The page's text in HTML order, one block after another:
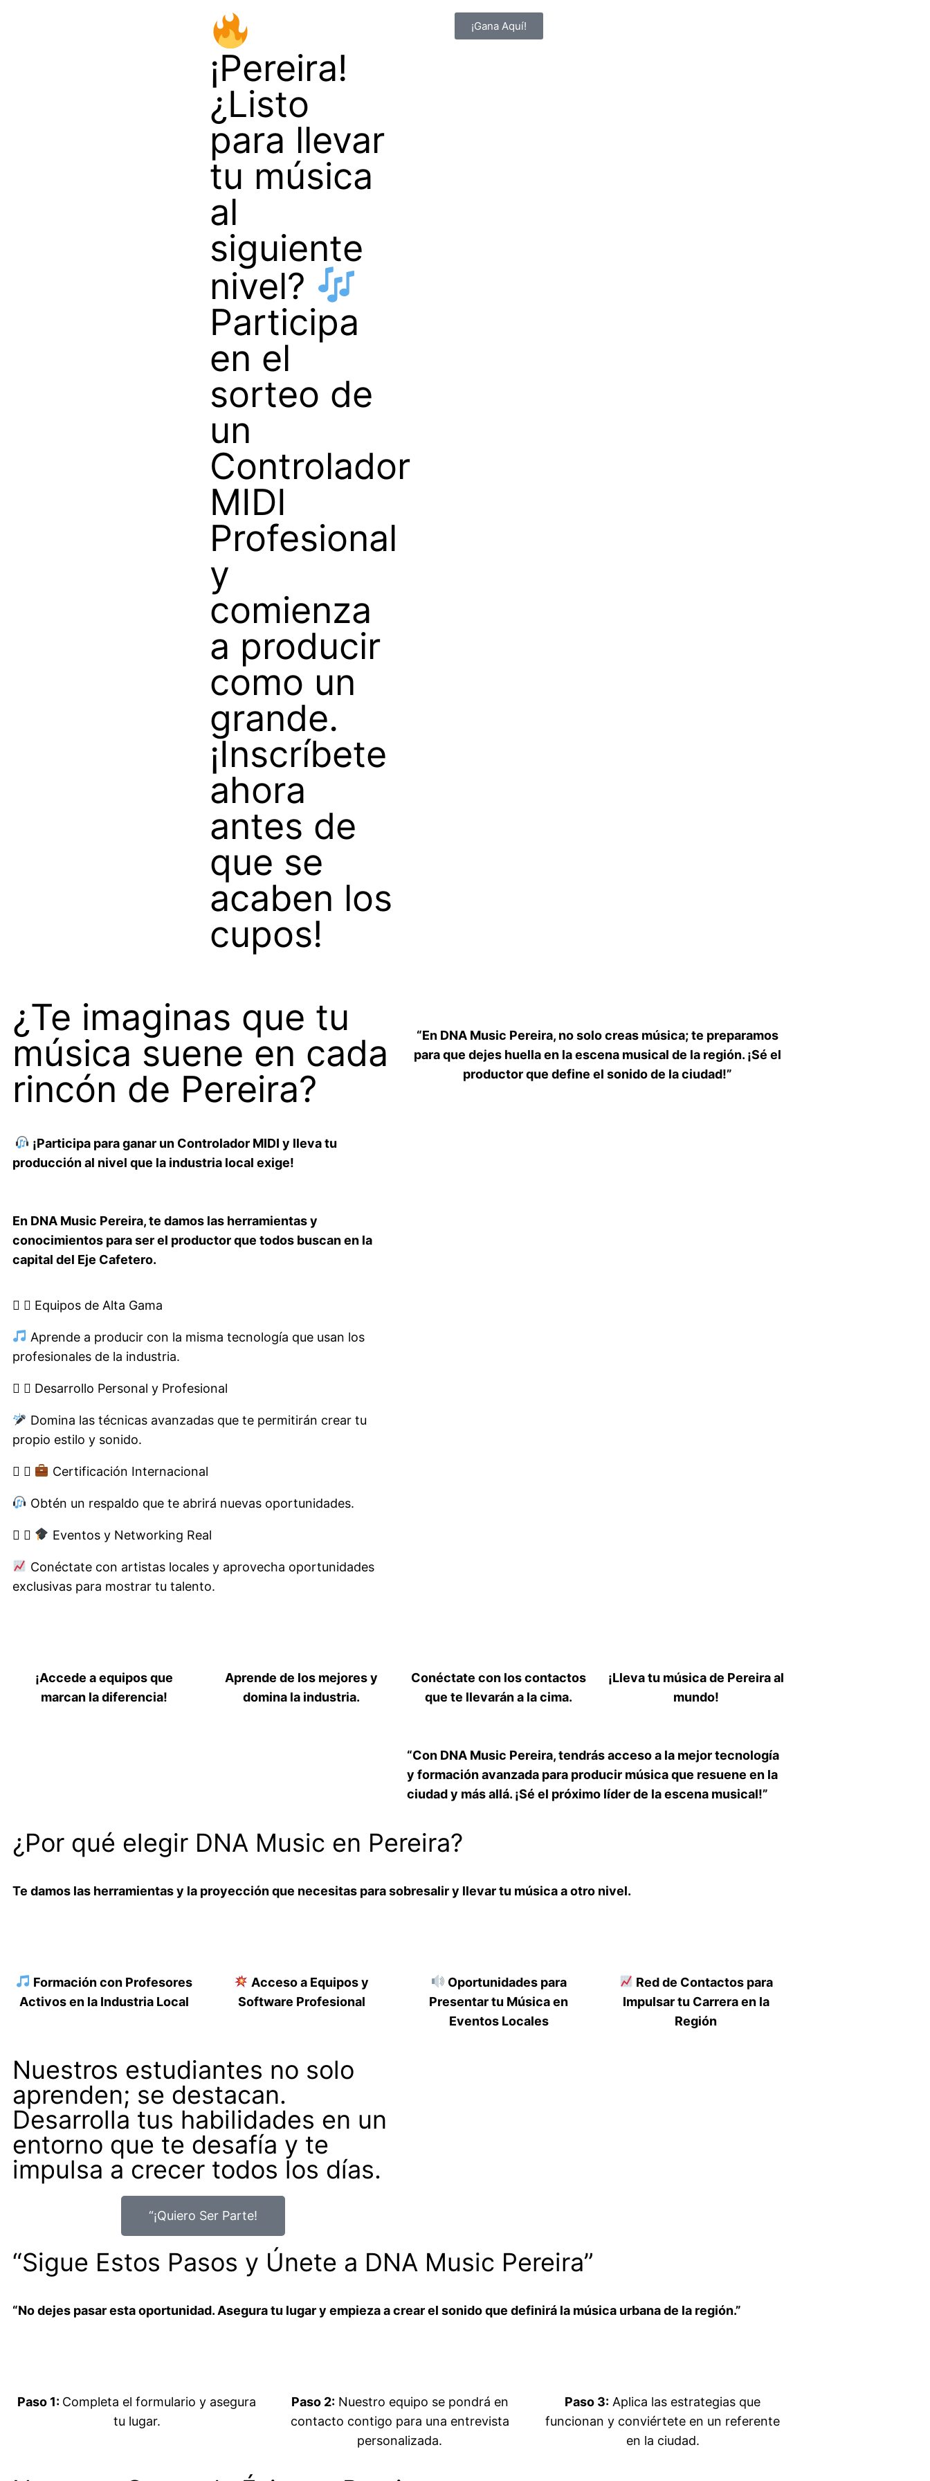
¡Pereira!
¿Listo
para llevar
tu música
al
siguiente
nivel?
Participa
en el
sorteo de
un
Controlador
MIDI
Profesional
y
comienza
a producir
como un
grande.
¡Inscríbete
ahora
antes de
que se
acaben los
cupos!
¡Gana Aquí!
¿Te imaginas que tu
música suene en cada
rincón de Pereira?
¡Participa para ganar un Controlador MIDI y lleva tu
producción al nivel que la industria local exige!
En DNA Music Pereira, te damos las herramientas y
conocimientos para ser el productor que todos buscan en la
capital del Eje Cafetero.
Equipos de Alta Gama
Aprende a producir con la misma tecnología que usan los
profesionales de la industria.
Desarrollo Personal y Profesional
Domina las técnicas avanzadas que te permitirán crear tu
propio estilo y sonido.
Certificación Internacional
Obtén un respaldo que te abrirá nuevas oportunidades.
Eventos y Networking Real
Conéctate con artistas locales y aprovecha oportunidades
exclusivas para mostrar tu talento.
“En DNA Music Pereira, no solo creas música; te preparamos
para que dejes huella en la escena musical de la región. ¡Sé el
productor que define el sonido de la ciudad!”
¡Accede a equipos que
marcan la diferencia!
Aprende de los mejores y
domina la industria.
Conéctate con los contactos
que te llevarán a la cima.
¡Lleva tu música de Pereira al
mundo!
“Con DNA Music Pereira, tendrás acceso a la mejor tecnología
y formación avanzada para producir música que resuene en la
ciudad y más allá. ¡Sé el próximo líder de la escena musical!”
¿Por qué elegir DNA Music en Pereira?
Te damos las herramientas y la proyección que necesitas para sobresalir y llevar tu música a otro nivel.
Formación con Profesores
Activos en la Industria Local
Acceso a Equipos y
Software Profesional
Oportunidades para
Presentar tu Música en
Eventos Locales
Red de Contactos para
Impulsar tu Carrera en la
Región
Nuestros estudiantes no solo
aprenden; se destacan.
Desarrolla tus habilidades en un
entorno que te desafía y te
impulsa a crecer todos los días.
“¡Quiero Ser Parte!
“Sigue Estos Pasos y Únete a DNA Music Pereira”
“No dejes pasar esta oportunidad. Asegura tu lugar y empieza a crear el sonido que definirá la música urbana de la región.”
Paso 1: Completa el formulario y asegura
tu lugar.
Paso 2:Nuestro equipo se pondrá en
contacto contigo para una entrevista
personalizada.
Paso 3: Aplica las estrategias que
funcionan y conviértete en un referente
en la ciudad.